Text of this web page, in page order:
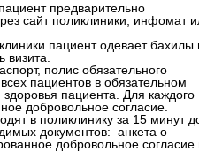
предварительно
сайт поликлиники, инфомат
пациент одевает бахилы
визита.
полис обязательного
пациентов в обязательном
пациента. Для каждого
добровольное согласие.
в поликлинику за 15 минут
документов: анкета о
добровольное согласие